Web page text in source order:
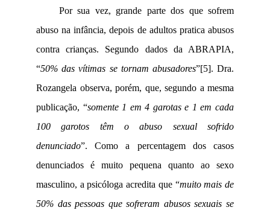
Por sua vez, grande parte dos que sofrem
abuso na infância, depois de adultos pratica abusos
contra crianças. Segundo dados da ABRAPIA,
“50% das vítimas se tornam abusadores”[5]. Dra.
Rozangela observa, porém, que, segundo a mesma
publicação, “somente 1 em 4 garotas e 1 em cada
100 garotos têm o abuso sexual sofrido
denunciado”. Como a percentagem dos casos
denunciados é muito pequena quanto ao sexo
masculino, a psicóloga acredita que “muito mais de
50% das pessoas que sofreram abusos sexuais se